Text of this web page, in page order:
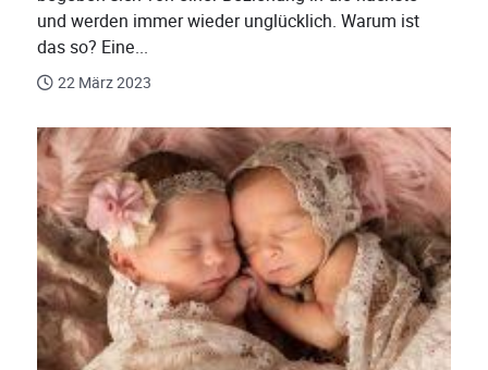
und werden immer wieder unglücklich. Warum ist
das so? Eine...
22 März 2023